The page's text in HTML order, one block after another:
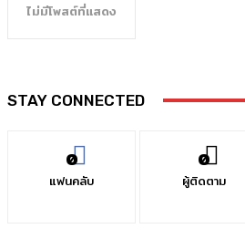
ไม่มีโพสต์ที่แสดง
STAY CONNECTED
0
แฟนคลับ
0
ผู้ติดตาม